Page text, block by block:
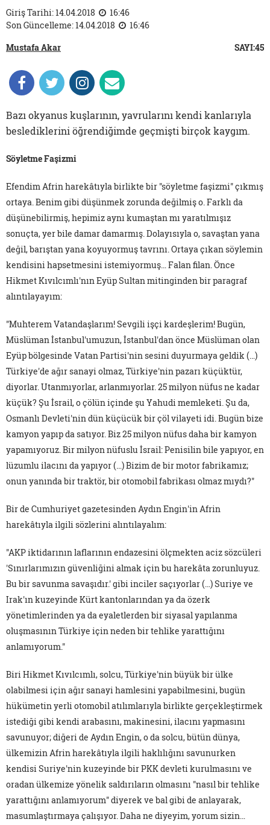
Giriş Tarihi: 14.04.2018
16:46
Son Güncelleme: 14.04.2018
16:46
Mustafa Akar
SAYI:45
Bazı okyanus kuşlarının, yavrularını kendi kanlarıyla
beslediklerini öğrendiğimde geçmişti birçok kaygım.
Söyletme Faşizmi
Efendim Afrin harekâtıyla birlikte bir "söyletme faşizmi" çıkmış
ortaya. Benim gibi düşünmek zorunda değilmiş o. Farklı da
düşünebilirmiş, hepimiz aynı kumaştan mı yaratılmışız
sonuçta, yer bile damar damarmış. Dolayısıyla o, savaştan yana
değil, barıştan yana koyuyormuş tavrını. Ortaya çıkan söylemin
kendisini hapsetmesini istemiyormuş… Falan filan. Önce
Hikmet Kıvılcımlı'nın Eyüp Sultan mitinginden bir paragraf
alıntılayayım:
"Muhterem Vatandaşlarım! Sevgili işçi kardeşlerim! Bugün,
Müslüman İstanbul'umuzun, İstanbul'dan önce Müslüman olan
Eyüp bölgesinde Vatan Partisi'nin sesini duyurmaya geldik (…)
Türkiye'de ağır sanayi olmaz, Türkiye'nin pazarı küçüktür,
diyorlar. Utanmıyorlar, arlanmıyorlar. 25 milyon nüfus ne kadar
küçük? Şu İsrail, o çölün içinde şu Yahudi memleketi. Şu da,
Osmanlı Devleti'nin dün küçücük bir çöl vilayeti idi. Bugün bize
kamyon yapıp da satıyor. Biz 25 milyon nüfus daha bir kamyon
yapamıyoruz. Bir milyon nüfuslu İsrail: Penisilin bile yapıyor, en
lüzumlu ilacını da yapıyor (…) Bizim de bir motor fabrikamız;
onun yanında bir traktör, bir otomobil fabrikası olmaz mıydı?"
Bir de Cumhuriyet gazetesinden Aydın Engin'in Afrin
harekâtıyla ilgili sözlerini alıntılayalım:
"AKP iktidarının laflarının endazesini ölçmekten aciz sözcüleri
'Sınırlarımızın güvenliğini almak için bu harekâta zorunluyuz.
Bu bir savunma savaşıdır.' gibi inciler saçıyorlar (…) Suriye ve
Irak'ın kuzeyinde Kürt kantonlarından ya da özerk
yönetimlerinden ya da eyaletlerden bir siyasal yapılanma
oluşmasının Türkiye için neden bir tehlike yarattığını
anlamıyorum."
Biri Hikmet Kıvılcımlı, solcu, Türkiye'nin büyük bir ülke
olabilmesi için ağır sanayi hamlesini yapabilmesini, bugün
hükümetin yerli otomobil atılımlarıyla birlikte gerçekleştirmek
istediği gibi kendi arabasını, makinesini, ilacını yapmasını
savunuyor; diğeri de Aydın Engin, o da solcu, bütün dünya,
ülkemizin Afrin harekâtıyla ilgili haklılığını savunurken
kendisi Suriye'nin kuzeyinde bir PKK devleti kurulmasını ve
oradan ülkemize yönelik saldırıların olmasını "nasıl bir tehlike
yarattığını anlamıyorum" diyerek ve bal gibi de anlayarak,
masumlaştırmaya çalışıyor. Daha ne diyeyim, yorum sizin…